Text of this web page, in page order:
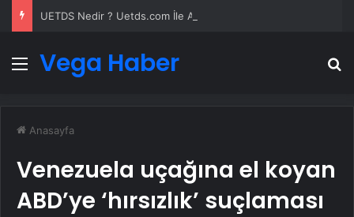
Menü
Vega Haber
Anasayfa
Venezuela uçağına el koyan
ABD’ye ‘hırsızlık’ suçlaması